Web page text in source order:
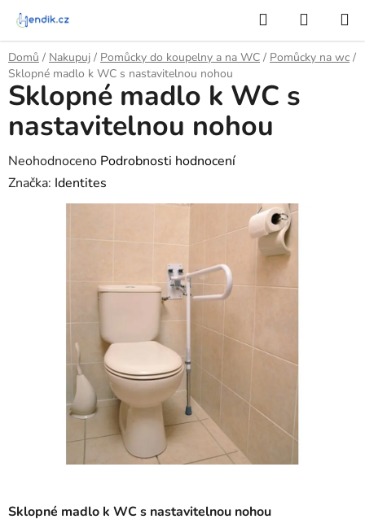
Přejít
obsah
Hledat
KOŠÍK
Domů / Nakupuj / Pomůcky do koupelny a na WC / Pomůcky na wc /
Sklopné madlo k WC s nastavitelnou nohou
Sklopné madlo k WC s nastavitelnou nohou
Sklopné madlo k WC s
nastavitelnou nohou
Průměrné
hodnocení
Neohodnoceno Podrobnosti hodnocení
Značka: Identites